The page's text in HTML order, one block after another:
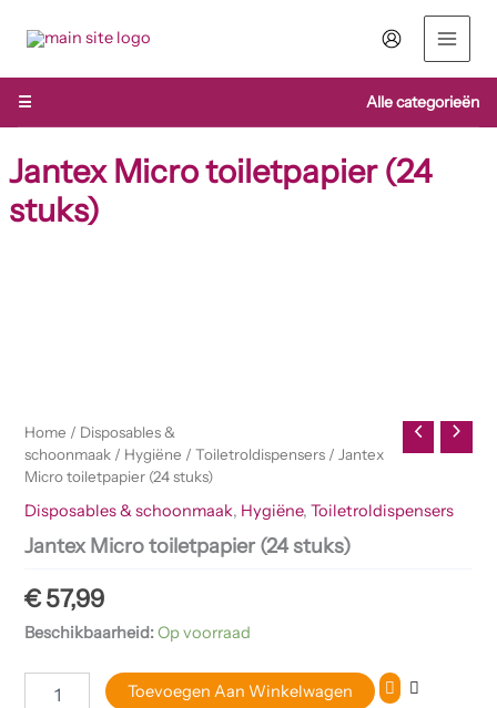
naar
inhoud
☰
Alle categorieën
Jantex Micro toiletpapier (24
stuks)
Home / Disposables &
schoonmaak / Hygiëne /Toiletroldispensers / Jantex
Micro toiletpapier (24 stuks)
Disposables & schoonmaak, Hygiëne,Toiletroldispensers
Jantex Micro toiletpapier (24 stuks)
€57,99
Beschikbaarheid:Op voorraad
Toevoegen Aan Winkelwagen